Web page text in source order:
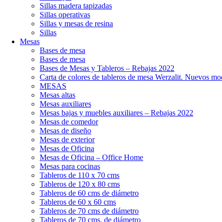
Sillas madera tapizadas
Sillas operativas
Sillas y mesas de resina
Sillas
Mesas
Bases de mesa
Bases de mesa
Bases de Mesas y Tableros – Rebajas 2022
Carta de colores de tableros de mesa Werzalit. Nuevos
MESAS
Mesas altas
Mesas auxiliares
Mesas bajas y muebles auxiliares – Rebajas 2022
Mesas de comedor
Mesas de diseño
Mesas de exterior
Mesas de Oficina
Mesas de Oficina – Office Home
Mesas para cocinas
Tableros de 110 x 70 cms
Tableros de 120 x 80 cms
Tableros de 60 cms de diámetro
Tableros de 60 x 60 cms
Tableros de 70 cms de diámetro
Tableros de 70 cms. de diámetro